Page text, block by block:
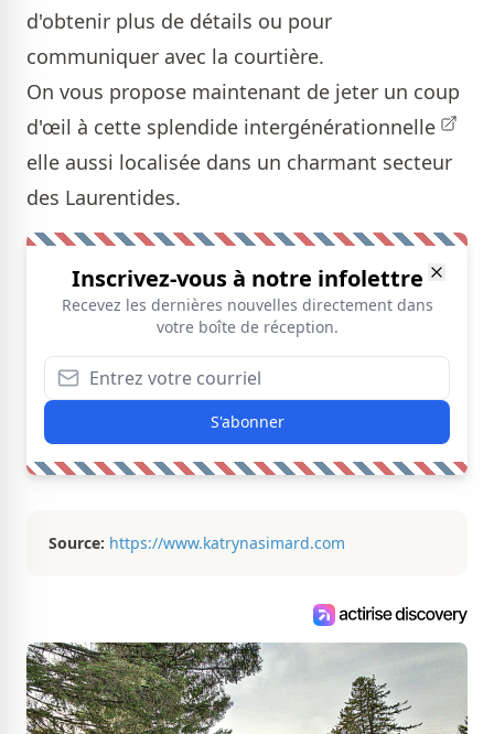
d'obtenir plus de détails ou pour
communiquer avec la courtière.
On vous propose maintenant de jeter un coup
d'œil à cette splendide intergénérationnelle
elle aussi localisée dans un charmant secteur
des Laurentides.
Inscrivez-vous à notre infolettre
Recevez les dernières nouvelles directement dans
votre boîte de réception.
S'abonner
Source: https://www.katrynasimard.com